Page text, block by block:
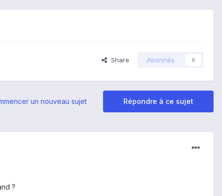
Share Abonnés 0
Répondre à ce sujet
un nouveau sujet
?